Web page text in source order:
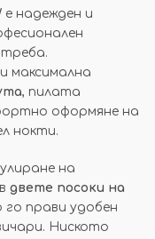
е надежден и
максимална
, пилата
оформяне на
нокти.
на
двете посоки на
го прави удобен
Ниското